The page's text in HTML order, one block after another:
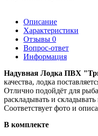
Описание
Характеристики
Отзывы 0
Вопрос-ответ
Информация
Надувная Лодка ПВХ
качества, лодка
Отлично подойдёт для
раскладывать и складывать
Соответствует фото и
В комплекте